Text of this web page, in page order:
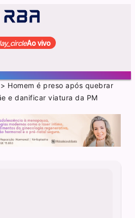
Ao vivo
> Homem é preso após quebrar
e danificar viatura da PM